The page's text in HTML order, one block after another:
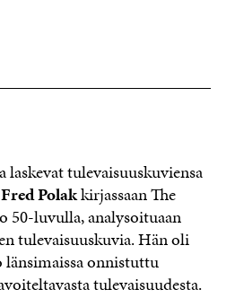
tulevaisuuskuviensa
Fred Polakkirjassaan The
50-luvulla, analysoituaan
tulevaisuuskuvia. Hän oli
länsimaissa onnistuttu
tulevaisuudesta.